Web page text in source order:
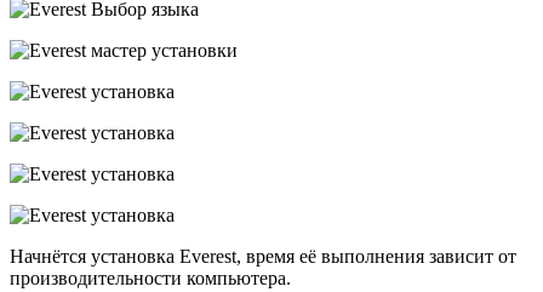
Начнётся установка Everest, время её выполнения зависит от
производительности компьютера.